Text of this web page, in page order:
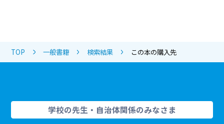
TOP 一般書籍 検索結果 この本の購入先
学校の先生・自治体関係のみなさま